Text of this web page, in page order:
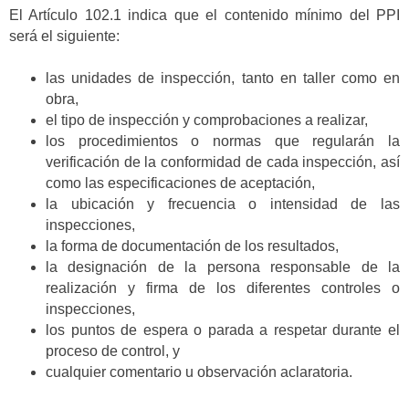
El Artículo 102.1 indica que el contenido mínimo del PPI
será el siguiente:
las unidades de inspección, tanto en taller como en
obra,
el tipo de inspección y comprobaciones a realizar,
los procedimientos o normas que regularán la
verificación de la conformidad de cada inspección, así
como las especificaciones de aceptación,
la ubicación y frecuencia o intensidad de las
inspecciones,
la forma de documentación de los resultados,
la designación de la persona responsable de la
realización y firma de los diferentes controles o
inspecciones,
los puntos de espera o parada a respetar durante el
proceso de control, y
cualquier comentario u observación aclaratoria.